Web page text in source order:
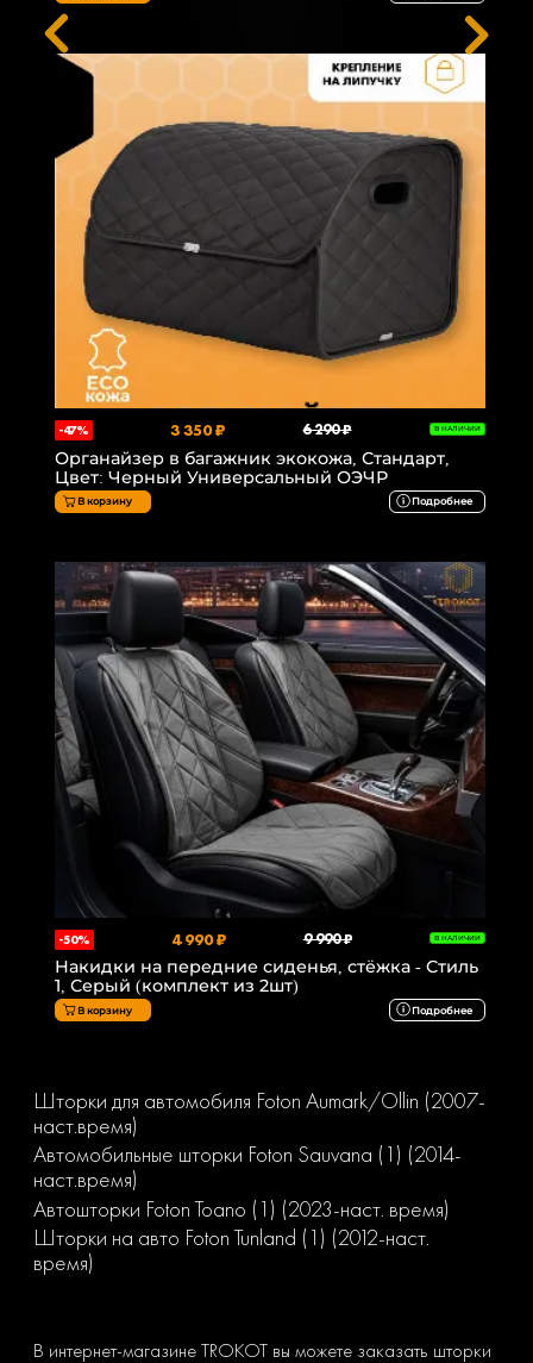
-47% 3 350 ₽ 6 290 ₽ В НАЛИЧИИ
Органайзер в багажник экокожа, Стандарт,
Цвет: Черный Универсальный ОЭЧР
В корзину Подробнее
-50% 4 990 ₽ 9 990 ₽ В НАЛИЧИИ
Накидки на передние сиденья, стёжка - Стиль
1, Серый (комплект из 2шт)
В корзину Подробнее
Шторки для автомобиля Foton Aumark/Ollin (2007-
наст.время)
Автомобильные шторки Foton Sauvana (1) (2014-
наст.время)
Автошторки Foton Toano (1) (2023-наст. время)
Шторки на авто Foton Tunland (1) (2012-наст.
время)
В интернет-магазине TROKOT вы можете заказать шторки